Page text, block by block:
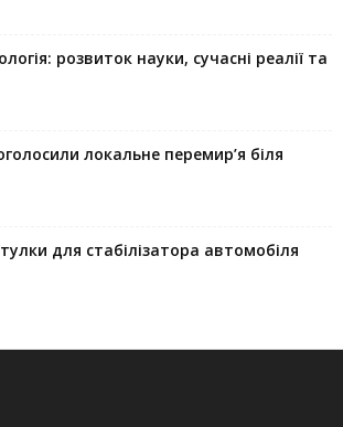
розвиток науки, сучасні реалії та
локальне перемир’я біля
для стабілізатора автомобіля